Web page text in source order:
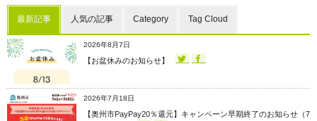
最新記事 人気の記事 Category Tag Cloud
2026年8月7日
【お盆休みのお知らせ】
2026年7月18日
【奥州市PayPay20％還元】キャンペーン早期終了のお知らせ（7